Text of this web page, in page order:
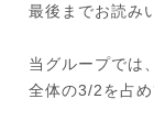
最後までお読み
当グループでは
全体の3/2を占め